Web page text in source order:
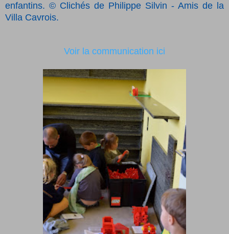
enfantins. © Clichés de Philippe Silvin - Amis de la
Villa Cavrois.
Voir la communication ici